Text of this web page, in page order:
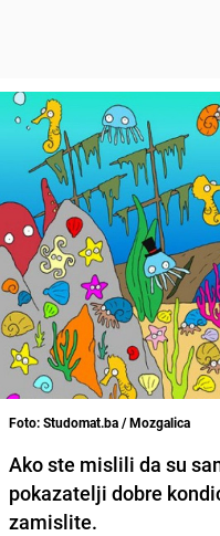
Foto: Studomat.ba / Mozgalica
Ako ste mislili da su
pokazatelji dobre
zamislite.